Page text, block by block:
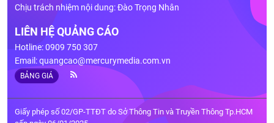
Chịu trách nhiệm nội dung: Đào Trọng Nhân
LIÊN HỆ QUẢNG CÁO
Hotline: 0909 750 307
Email:quangcao@mercurymedia.com.vn
BẢNG GIÁ
Giấy phép số 02/GP-TTĐT do Sở Thông Tin và Truyền Thông Tp.HCM